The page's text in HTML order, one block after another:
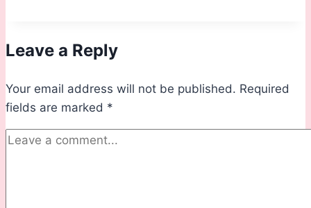
Sempoi
Sedap
Leave a Reply
Your email address will not be published. Required
fields are marked *